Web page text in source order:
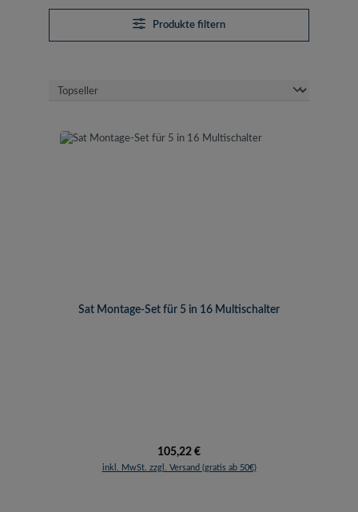
Produkte filtern
Sat Montage-Set für 5 in 16 Multischalter
Regulärer Preis:
105,22 €
inkl. MwSt. zzgl. Versand (gratis ab 50€)